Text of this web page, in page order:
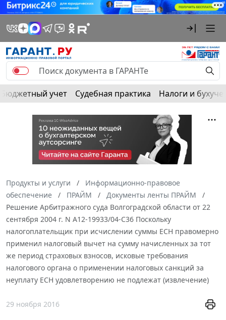
Бюджетный учет Судебная практика Налоги и
Продукты и услуги
Информационно-правовое
обеспечение
ПРАЙМ
Документы ленты ПРАЙМ
Решение Арбитражного суда Волгоградской области от 22
сентября 2004 г. N А12-19933/04-С36 Поскольку
налогоплательщик при исчислении суммы ЕСН правомерно
применил налоговый вычет на сумму начисленных за тот
же период страховых взносов, исковые требования
налогового органа о применении налоговых санкций за
неуплату ЕСН удовлетворению не подлежат (извлечение)
29 ноября 2016